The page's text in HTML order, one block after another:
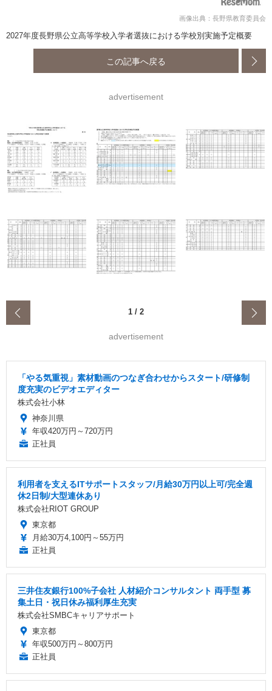
画像出典：長野県教育委員会
2027年度長野県公立高等学校入学者選抜における学校別実施予定概要
この記事へ戻る
advertisement
1 / 2
advertisement
「やる気重視」素材動画のつなぎ合わせからスタート/研修制
度充実のビデオエディター
株式会社小林
神奈川県
年収420万円～720万円
正社員
利用者を支えるITサポートスタッフ/月給30万円以上可/完全週
休2日制/大型連休あり
株式会社RIOT GROUP
東京都
月給30万4,100円～55万円
正社員
三井住友銀行100%子会社 人材紹介コンサルタント 両手型 募
集土日・祝日休み福利厚生充実
株式会社SMBCキャリアサポート
東京都
年収500万円～800万円
正社員